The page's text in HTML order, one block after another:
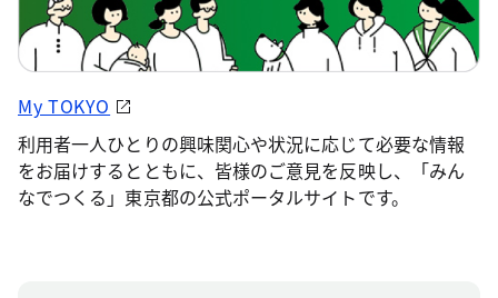
My TOKYO
利用者一人ひとりの興味関心や状況に応じて必要な情報
をお届けするとともに、皆様のご意見を反映し、「みん
なでつくる」東京都の公式ポータルサイトです。